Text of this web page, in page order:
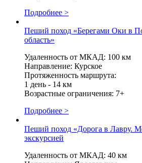
Подробнее >
Пеший поход «Берегами Оки в
область»
Удаленность от МКАД: 100 км
Направление: Курское
Протяженность маршрута:
1 день - 14 км
Возрастные ограничения: 7+
Подробнее >
Пеший поход «Дорога в Лавру.
экскурсией
Удаленность от МКАД: 40 км